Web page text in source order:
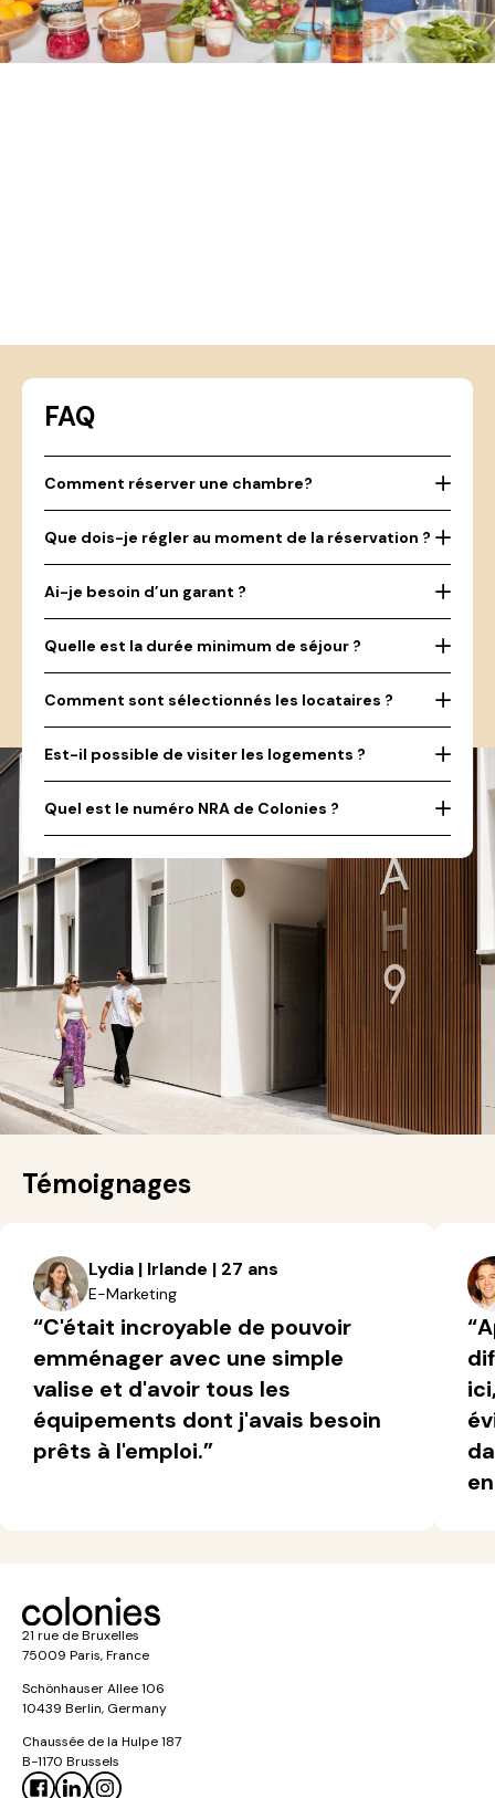
FAQ
Comment réserver une chambre?
Que dois-je régler au moment de la réservation ?
Ai-je besoin d’un garant ?
Quelle est la durée minimum de séjour ?
Comment sont sélectionnés les locataires ?
Est-il possible de visiter les logements ?
Quel est le numéro NRA de Colonies ?
Témoignages
Lydia | Irlande | 27 ans
E-Marketing
“C'était incroyable de pouvoir
emménager avec une simple
valise et d'avoir tous les
équipements dont j'avais besoin
prêts à l'emploi.”
21 rue de Bruxelles
75009 Paris, France
Schönhauser Allee 106
10439 Berlin, Germany
Chaussée de la Hulpe 187
B-1170 Brussels